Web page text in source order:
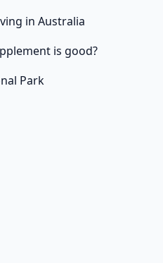
in Australia
is good?
Park